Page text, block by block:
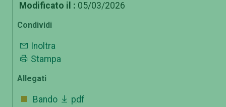
Modificato il : 05/03/2026
Condividi
Inoltra
Stampa
Allegati
Bando
pdf